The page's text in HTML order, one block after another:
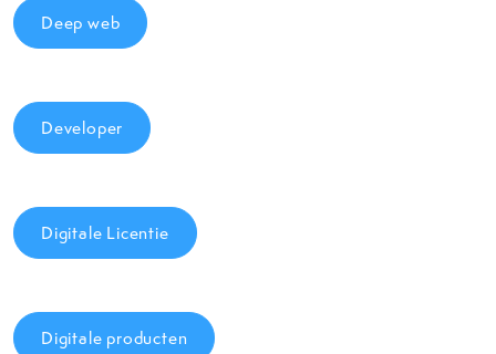
Deep web
Developer
Digitale Licentie
Digitale producten